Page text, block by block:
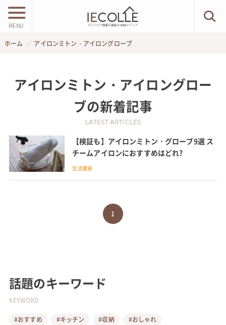
MENU
ホーム アイロンミトン・アイロングローブ
アイロンミトン・アイロングロー
ブの新着記事
LATEST ARTICLES
【検証も】アイロンミトン・グローブ9選 ス
チームアイロンにおすすめはどれ?
生活雑貨
1
話題のキーワード
KEYWORD
#おすすめ #キッチン #収納
#おしゃれ